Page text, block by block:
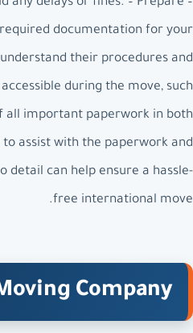
any delays or fines. – Prepare
documentation for your
their procedures and
during the move, such
all important paperwork in both
assist with the paperwork and
detail can help ensure a hassle-
free international move.
Company